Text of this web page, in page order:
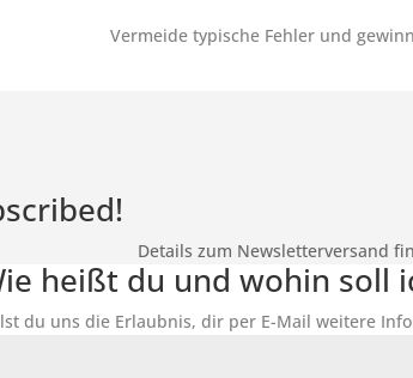
Vermeide typische Fehler und
Details zum Newsletterversand
heißt du und wohin soll
du uns die Erlaubnis, dir per E-Mail weitere